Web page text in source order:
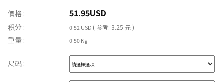
價格 : 51.95USD
积分 : 0.52 USD ( 参考: 3.25 元 )
重量 : 0.50 Kg
尺码 :